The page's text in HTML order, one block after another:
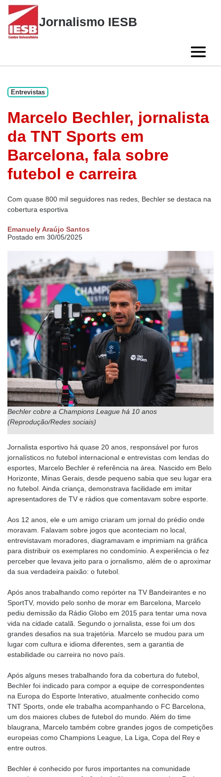
Skip
content
Jornalismo IESB
Entrevistas
Marcelo Bechler, jornalista
da TNT Sports em
Barcelona, fala sobre
futebol e carreira
Com quase 800 mil seguidores nas redes, Bechler se destaca na
cobertura esportiva
Emanuely Araújo Santos
Postado em 30/05/2025
Bechler cobre a Champions League há 10 anos
(Reprodução/Redes sociais)
Jornalista esportivo há quase 20 anos, responsável por furos
jornalísticos no futebol internacional e entrevistas com lendas do
esportes, Marcelo Bechler é referência na área. Nascido em Belo
Horizonte, Minas Gerais, desde pequeno sabia que seu lugar era
no futebol. Ainda criança, demonstrava facilidade em imitar
apresentadores de TV e rádios que comentavam sobre esporte.
Aos 12 anos, ele e um amigo criaram um jornal do prédio onde
moravam. Falavam sobre jogos que aconteciam no local,
entrevistavam moradores, diagramavam e imprimiam na gráfica
para distribuir os exemplares no condomínio. A experiência o fez
perceber que levava jeito para o jornalismo, além de o aproximar
da sua verdadeira paixão: o futebol.
Após anos trabalhando como repórter na TV Bandeirantes e no
SportTV, movido pelo sonho de morar em Barcelona, Marcelo
pediu demissão da Rádio Globo em 2015 para tentar uma nova
vida na cidade catalã. Segundo o jornalista, esse foi um dos
grandes desafios na sua trajetória. Marcelo se mudou para um
lugar com cultura e idioma diferentes, sem a garantia de
estabilidade ou carreira no novo país.
Após alguns meses trabalhando fora da cobertura do futebol,
Bechler foi indicado para compor a equipe de correspondentes
na Europa do Esporte Interativo, atualmente conhecido como
TNT Sports, onde ele trabalha acompanhando o FC Barcelona,
um dos maiores clubes de futebol do mundo. Além do time
blaugrana, Marcelo também cobre grandes jogos de competições
europeias como Champions League, La Liga, Copa del Rey e
entre outros.
Bechler é conhecido por furos importantes na comunidade